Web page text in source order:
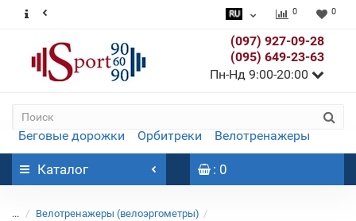
0 0
(097) 927-09-28
(095) 649-23-63
Пн-Нд 9:00-20:00
Беговые дорожки Орбитреки Велотренажеры
Каталог : 0
...
Велотренажеры (велоэргометры)